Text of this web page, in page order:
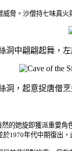
。沙僧持七味真火
洞中翩翩起舞，
洞，起意捉唐僧烹
的她旋即獲派重要
1970年代中期復出